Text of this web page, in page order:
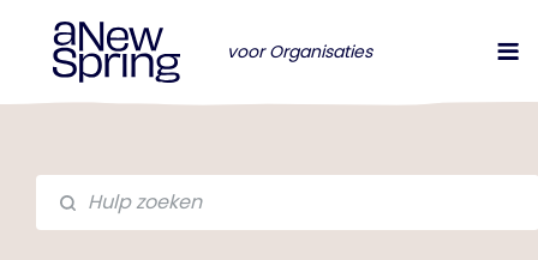
voor Organisaties